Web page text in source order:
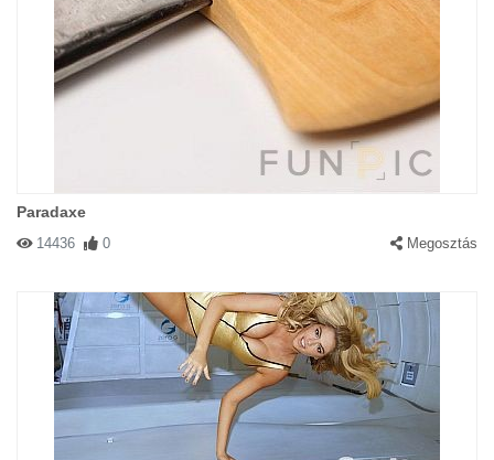
Paradaxe
14436 0 Megosztás